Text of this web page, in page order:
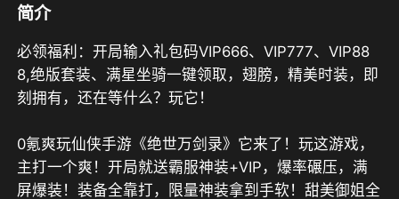
简介
必领福利：开局输入礼包码VIP666、VIP777、VIP88
8,绝版套装、满星坐骑一键领取，翅膀，精美时装，即
刻拥有，还在等什么？玩它！
0氪爽玩仙侠手游《绝世万剑录》它来了！玩这游戏，
主打一个爽！开局就送霸服神装+VIP，爆率碾压，满
屏爆装！装备全靠打，限量神装拿到手软！甜美御姐全